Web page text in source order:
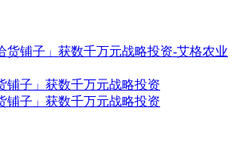
铺子」获数千万元战略投资
铺子」获数千万元战略投资